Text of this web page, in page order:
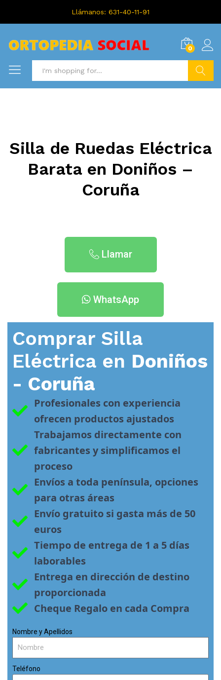
Llámanos: 631-40-11-91
0
Silla de Ruedas Eléctrica
Barata en Doniños –
Coruña
Llamar
WhatsApp
Comprar Silla
Eléctrica en Doniños
- Coruña
Profesionales con experiencia
ofrecen productos ajustados
Trabajamos directamente con
fabricantes y simplificamos el
proceso
Envíos a toda península, opciones
para otras áreas
Envío gratuito si gasta más de 50
euros
Tiempo de entrega de 1 a 5 días
laborables
Entrega en dirección de destino
proporcionada
Cheque Regalo en cada Compra
Nombre y Apellidos
Teléfono